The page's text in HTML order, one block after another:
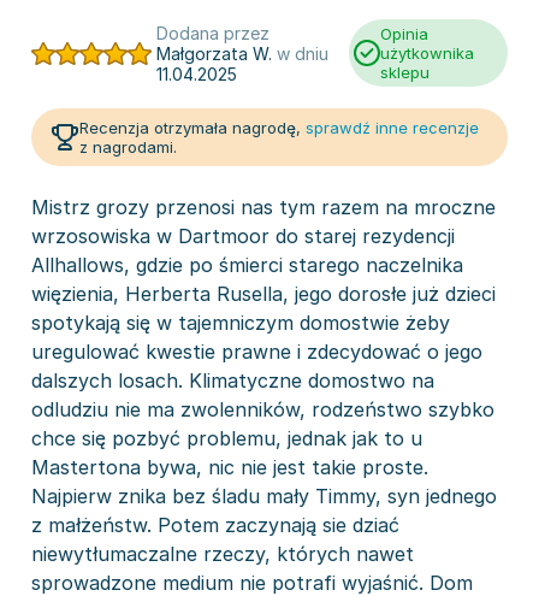
Dodana przez
Małgorzata W. w dniu
11.04.2025
Opinia
użytkownika
sklepu
Recenzja otrzymała nagrodę, sprawdź inne recenzje
z nagrodami.
Mistrz grozy przenosi nas tym razem na mroczne
wrzosowiska w Dartmoor do starej rezydencji
Allhallows, gdzie po śmierci starego naczelnika
więzienia, Herberta Rusella, jego dorosłe już dzieci
spotykają się w tajemniczym domostwie żeby
uregulować kwestie prawne i zdecydować o jego
dalszych losach. Klimatyczne domostwo na
odludziu nie ma zwolenników, rodzeństwo szybko
chce się pozbyć problemu, jednak jak to u
Mastertona bywa, nic nie jest takie proste.
Najpierw znika bez śladu mały Timmy, syn jednego
z małżeństw. Potem zaczynają sie dziać
niewytłumaczalne rzeczy, których nawet
sprowadzone medium nie potrafi wyjaśnić. Dom